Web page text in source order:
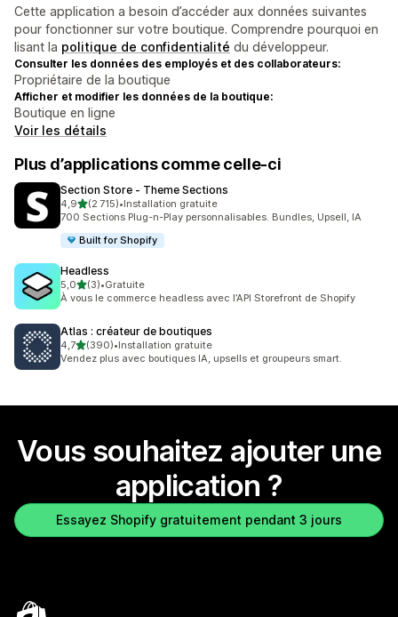
Cette application a besoin d’accéder aux données suivantes
pour fonctionner sur votre boutique. Comprendre pourquoi en
lisant la politique de confidentialité du développeur.
Consulter les données des employés et des collaborateurs:
Propriétaire de la boutique
Afficher et modifier les données de la boutique:
Boutique en ligne
Voir les détails
Plus d’applications comme celle-ci
Section Store ‑ Theme Sections
4,9étoile(s) sur 5
(2 715)
2715 avis au total
•Installation gratuite
700 Sections Plug-n-Play personnalisables. Bundles, Upsell, IA
Built for Shopify
Headless
5,0étoile(s) sur 5
(3)
3 avis au total
•Gratuite
À vous le commerce headless avec l’API Storefront de Shopify
Atlas : créateur de boutiques
4,7étoile(s) sur 5
(390)
390 avis au total
•Installation gratuite
Vendez plus avec boutiques IA, upsells et groupeurs smart.
Vous souhaitez ajouter une
application ?
Essayez Shopify gratuitement pendant 3 jours